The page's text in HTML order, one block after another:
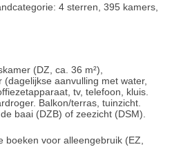
4 sterren, 395 kamers,
(DZ, ca. 36 m²),
(dagelijkse aanvulling met water,
tv, telefoon, kluis.
Balkon/terras, tuinzicht.
baai (DZB) of zeezicht (DSM).
boeken voor alleengebruik (EZ,